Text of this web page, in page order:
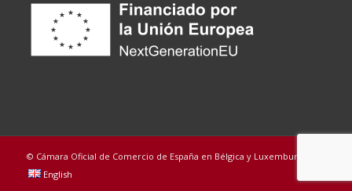
© Cámara Oficial de Comercio de España en Bélgica y Luxemburgo
English